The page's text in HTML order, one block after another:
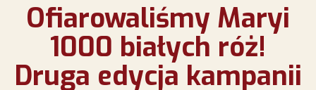
Ofiarowaliśmy Maryi
1000 białych róż!
Druga edycja kampanii